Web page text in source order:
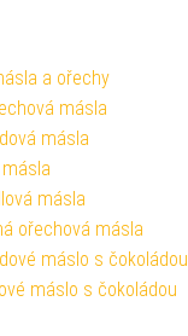
a ořechy
másla
másla
másla
ořechová másla
máslo s čokoládou
máslo s čokoládou